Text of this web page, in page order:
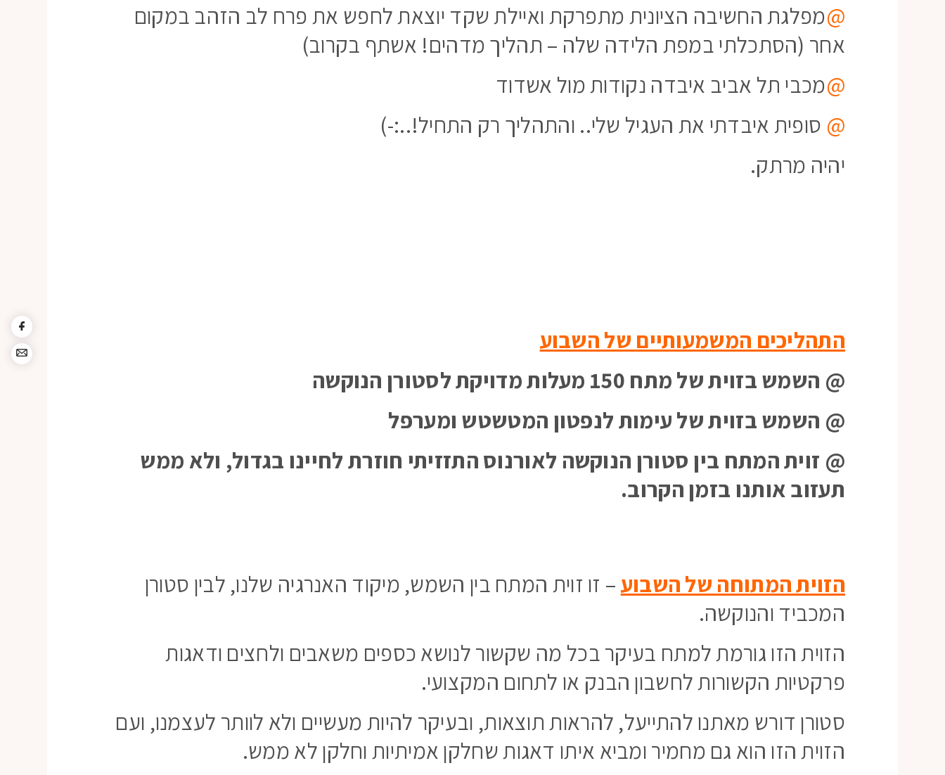
@מפלגת החשיבה הציונית מתפרקת ואיילת שקד יוצאת לחפש את פרח לב הזהב במקום
אחר (הסתכלתי במפת הלידה שלה – תהליך מדהים! אשתף בקרוב)
@מכבי תל אביב איבדה נקודות מול אשדוד
@ סופית איבדתי את העגיל שלי.. והתהליך רק התחיל!..:-)
יהיה מרתק.
התהליכים המשמעותיים של השבוע
@ השמש בזוית של מתח 150 מעלות מדויקת לסטורן הנוקשה
@ השמש בזוית של עימות לנפטון המטשטש ומערפל
@ זוית המתח בין סטורן הנוקשה לאורנוס התזזיתי חוזרת לחיינו בגדול, ולא ממש
תעזוב אותנו בזמן הקרוב.
הזוית המתוחה של השבוע– זו זוית המתח בין השמש, מיקוד האנרגיה שלנו, לבין סטורן
המכביד והנוקשה.
הזוית הזו גורמת למתח בעיקר בכל מה שקשור לנושא כספים משאבים ולחצים ודאגות
פרקטיות הקשורות לחשבון הבנק או לתחום המקצועי.
סטורן דורש מאתנו להתייעל, להראות תוצאות, ובעיקר להיות מעשיים ולא לוותר לעצמנו, ועם
הזוית הזו הוא גם מחמיר ומביא איתו דאגות שחלקן אמיתיות וחלקן לא ממש.